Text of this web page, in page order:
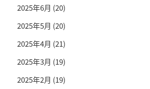
2025年6月 (20)
2025年5月 (20)
2025年4月 (21)
2025年3月 (19)
2025年2月 (19)